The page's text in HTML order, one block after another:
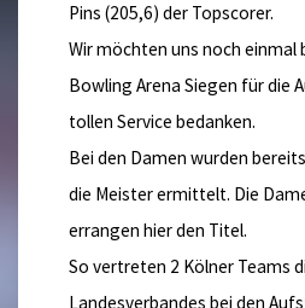
Pins (205,6) der Topscorer.
Wir möchten uns noch einmal
Bowling Arena Siegen für die
tollen Service bedanken.
Bei den Damen wurden
die Meister ermittelt. Die
errangen hier den Titel.
So vertreten 2 Kölner Teams
Landesverbandes bei den